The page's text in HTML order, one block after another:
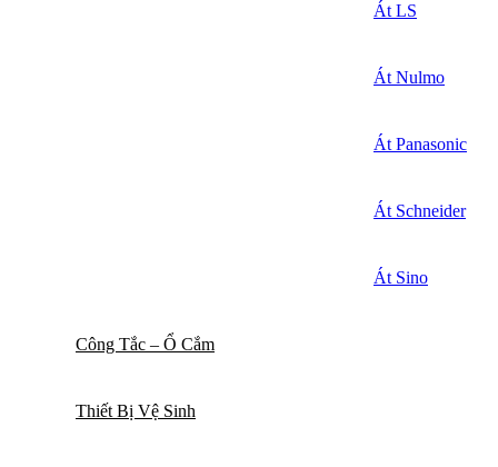
Át LS
Át Nulmo
Át Panasonic
Át Schneider
Át Sino
Công Tắc – Ổ Cắm
Thiết Bị Vệ Sinh